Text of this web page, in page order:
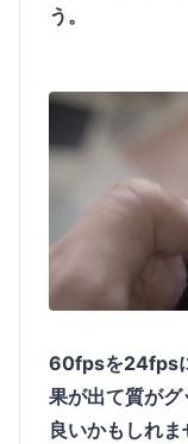
う。
60fpsを24fps
果が出て質が
良いかもしれま